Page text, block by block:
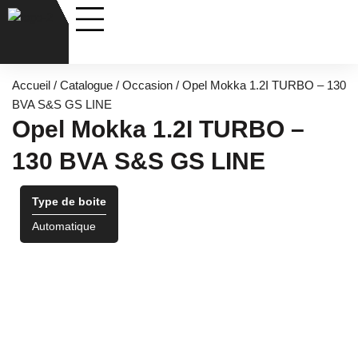
Accueil / Catalogue / Occasion / Opel Mokka 1.2I TURBO – 130
BVA S&S GS LINE
Opel Mokka 1.2I TURBO –
130 BVA S&S GS LINE
Type de boite
Automatique